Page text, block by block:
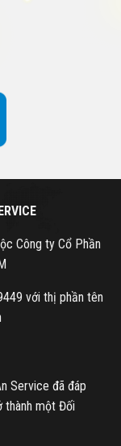
Công ty Cổ Phần
với thị phần tên
Service đã đáp
thành một Đối